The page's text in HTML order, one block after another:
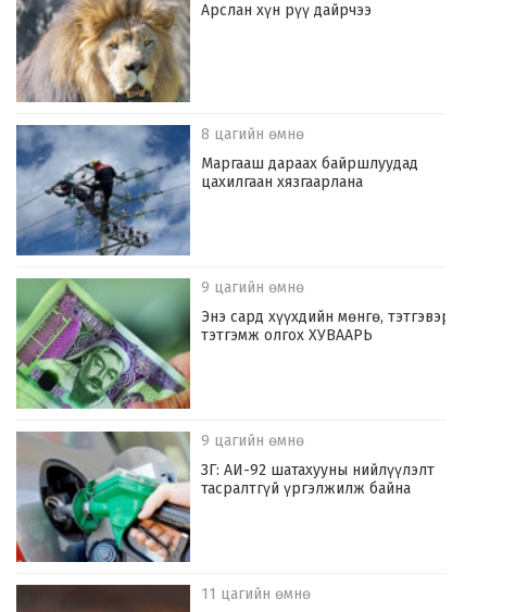
Арслан хүн рүү дайрчээ
8 цагийн өмнө
Маргааш дараах байршлуудад
цахилгаан хязгаарлана
9 цагийн өмнө
Энэ сард хүүхдийн мөнгө, тэтгэвэр,
тэтгэмж олгох ХУВААРЬ
9 цагийн өмнө
ЗГ: АИ-92 шатахууны нийлүүлэлт
тасралтгүй үргэлжилж байна
11 цагийн өмнө